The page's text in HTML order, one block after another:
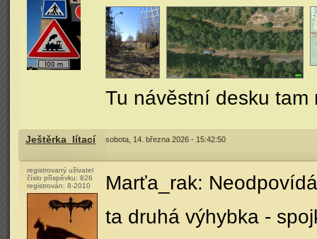
Tu návěstní desku tam
Ještěrka_lítací sobota, 14. března 2026 - 15:42:50
registrovaný uživatel
číslo příspěvku: 826
registrován: 8-2010
Marťa_rak:
ta druhá výhybka -